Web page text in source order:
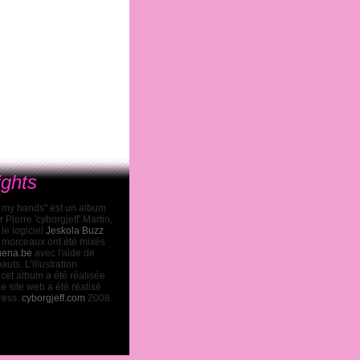
hands" est un album
Pierre 'cyborgjeff' Martin,
logiciel Jeskola Buzz
ont été mixés
avec l'aide de
L'illustration
album a été réalisée
site web a été réalisé
cyborgjeff.com 2008.